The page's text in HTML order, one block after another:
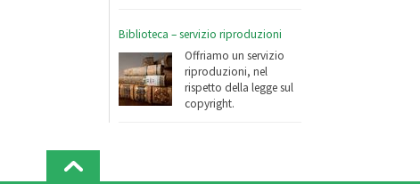
Biblioteca – servizio riproduzioni
Offriamo un servizio
riproduzioni, nel
rispetto della legge sul
copyright.